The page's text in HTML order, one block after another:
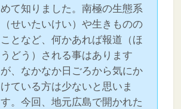
めて知りました。南極の生態系
（せいたいけい）や生きものの
ことなど、何かあれば報道（ほ
うどう）される事はあります
が、なかなか日ごろから気にか
けている方は少ないと思いま
す。今回、地元広島で開かれた